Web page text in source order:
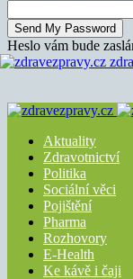
Heslo vám bude
Aktuality
Zdravotnictví
Politika
Sociální věci
Pojištění
Pharma
Rozhovory
E-Health
Ke kávě i čaji